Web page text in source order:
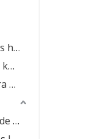
Sistema de andamios haki
Sistema de andamio kwikstage
Viga de acero / escalera de andamios
Tablas de caminata de andamios